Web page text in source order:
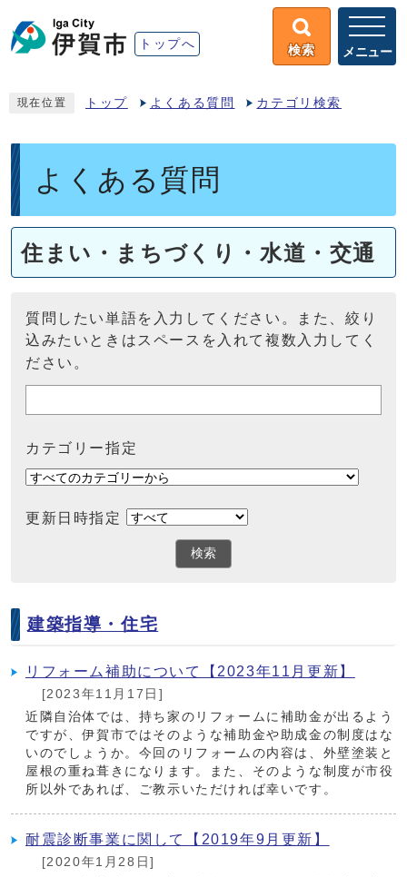
トップへ 検索 メニュー
現在位置 トップ よくある質問 カテゴリ検索
よくある質問
住まい・まちづくり・水道・交通
質問したい単語を入力してください。また、絞り
込みたいときはスペースを入れて複数入力してく
ださい。
カテゴリー指定
更新日時指定
検索
建築指導・住宅
リフォーム補助について【2023年11月更新】
[2023年11月17日]
近隣自治体では、持ち家のリフォームに補助金が出るよう
ですが、伊賀市ではそのような補助金や助成金の制度はな
いのでしょうか。今回のリフォームの内容は、外壁塗装と
屋根の重ね葺きになります。また、そのような制度が市役
所以外であれば、ご教示いただければ幸いです。
耐震診断事業に関して【2019年9月更新】
[2020年1月28日]